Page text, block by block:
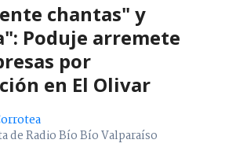
chantas" y
Poduje arremete
por
en El Olivar
de Radio Bío Bío Valparaíso